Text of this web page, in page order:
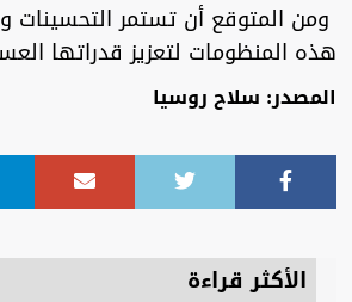
ومن المتوقع أن تستمر التحسينات
هذه المنظومات لتعزيز قدراتها
المصدر: سلاح روسيا
الأكثر قراءة